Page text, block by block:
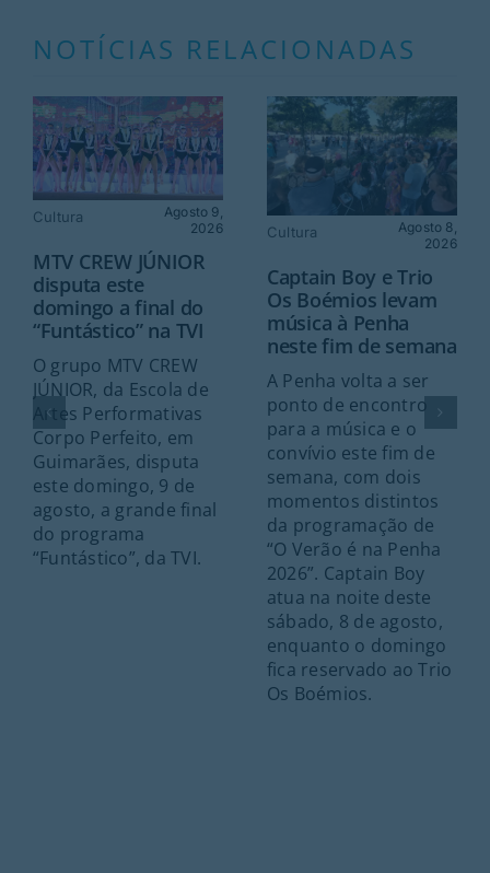
NOTÍCIAS RELACIONADAS
Cultura
Agosto 9,
2026
MTV CREW JÚNIOR
disputa este
domingo a final do
“Funtástico” na TVI
O grupo MTV CREW
JÚNIOR, da Escola de
Artes Performativas
Corpo Perfeito, em
Guimarães, disputa
este domingo, 9 de
agosto, a grande final
do programa
“Funtástico”, da TVI.
Cultura
Agosto 8,
2026
Captain Boy e Trio
Os Boémios levam
música à Penha
neste fim de semana
A Penha volta a ser
ponto de encontro
para a música e o
convívio este fim de
semana, com dois
momentos distintos
da programação de
“O Verão é na Penha
2026”. Captain Boy
atua na noite deste
sábado, 8 de agosto,
enquanto o domingo
fica reservado ao Trio
Os Boémios.